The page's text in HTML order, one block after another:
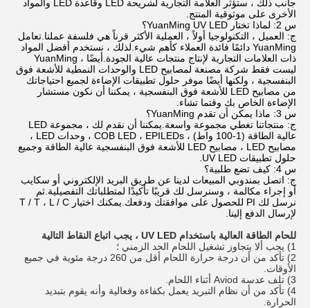
جانب ذلك ، ستؤثر العلامة التجارية لشريحة LED وقاعدة LED والمواد
الأخرى على موثوقية المنتج.
س 2:
لماذا تختار YuanMing UV LED؟
ج: العميل ، التكنولوجيا أولاً ، العملية الأكثر قرناً هي فلسفة عملنا.تعامل
YuanMing دائمًا فائدة العملاء كأهم شيء.لذلك ، نستخدم أفضل المواد
ذات العلامات التجارية لإنتاج منتجات عالية الجودة.أيضًا ، YuanMing
ليست فقط شركة مصنعة لمصابيح LED والوحدات النمطية للأشعة فوق
البنفسجية ، ولكنها أيضًا موفر حلول تطبيقات الإضاءة لجميع احتياجاتك
من مصابيح LED للأشعة فوق البنفسجية ، يمكننا أن نكون مستشار
الإضاءة الخاص بك وقتما تشاء.
س 3:
ماذا يمكن أن تقدم YuanMing؟
ج: منتجاتنا تغطي مجموعة واسعة.يمكننا أن نقدم لك ، مجموعة LED
عالية الطاقة (1-100 واط) ، COB LED ، EPILEDs ، وحدات LED ،
مصابيح LED ، مصابيح LED للأشعة فوق البنفسجية عالية الطاقة وجميع
حلول تطبيقات UV LED.
س 4:
كيف تضع طلبية؟
ج: اتصل بمندوبي المبيعات لدينا عن طريق البريد الإلكتروني أو سكايب
أو إجراء مكالمة ، وسنرسل لك قريبًا تأكيدًا لمتطلباتك التفصيلية.ثم
نرسل لك PI للحصول على موافقتك ودفعك.يمكنك اختيار T / T ، L / C
لإرسال الدفع إلينا.
للحام الطاقة العالية باستخدام UV LED ، يجب اتباع النقاط التالية
1) يجب ألا يتجاوز تشغيل اللحام الحد الزمني ؛
2) تأكد من أن درجة حرارة اللحام أقل من 260 درجة مئوية في جميع
الأوقات.
3) تلف عدسة Aviod أثناء اللحام.
4) تأكد من أن نظام التبريد يعمل بكفاءة وفعالية وأنه يقوم بتبديد
الحرارة.